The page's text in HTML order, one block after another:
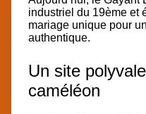
industriel du 19ème et
mariage unique pour
authentique.
Un site
caméléon